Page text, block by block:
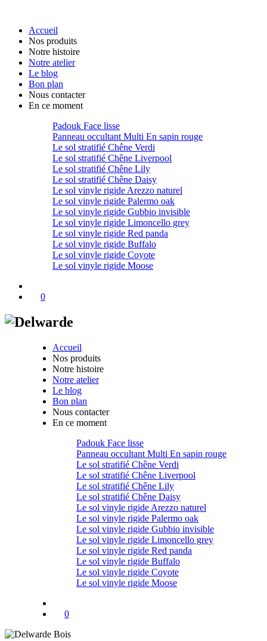
Accueil
Nos produits
Notre histoire
Notre atelier
Le blog
Bon plan
Nous contacter
En ce moment
Padouk Face lisse
Panneau occultant Multi En sapin rouge
Le sol stratifié Chêne Verdi
Le sol stratifié Chêne Liverpool
Le sol stratifié Chêne Lily
Le sol stratifié Chêne Daisy
Le sol vinyle rigide Arezzo naturel
Le sol vinyle rigide Palermo oak
Le sol vinyle rigide Gubbio invisible
Le sol vinyle rigide Limoncello grey
Le sol vinyle rigide Red panda
Le sol vinyle rigide Buffalo
Le sol vinyle rigide Coyote
Le sol vinyle rigide Moose
0
Accueil
Nos produits
Notre histoire
Notre atelier
Le blog
Bon plan
Nous contacter
En ce moment
Padouk Face lisse
Panneau occultant Multi En sapin rouge
Le sol stratifié Chêne Verdi
Le sol stratifié Chêne Liverpool
Le sol stratifié Chêne Lily
Le sol stratifié Chêne Daisy
Le sol vinyle rigide Arezzo naturel
Le sol vinyle rigide Palermo oak
Le sol vinyle rigide Gubbio invisible
Le sol vinyle rigide Limoncello grey
Le sol vinyle rigide Red panda
Le sol vinyle rigide Buffalo
Le sol vinyle rigide Coyote
Le sol vinyle rigide Moose
0